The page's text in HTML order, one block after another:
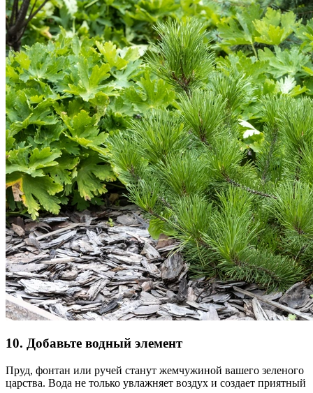
10. Добавьте водный элемент
Пруд, фонтан или ручей станут жемчужиной вашего зеленого
царства. Вода не только увлажняет воздух и создает приятный